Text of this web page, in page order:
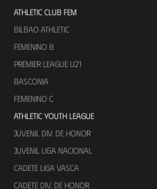
ATHLETIC CLUB FEM
BILBAO ATHLETIC
FEMENINO B
PREMIER LEAGUE U21
BASCONIA
FEMENINO C
ATHLETIC YOUTH LEAGUE
JUVENIL DIV. DE HONOR
JUVENIL LIGA NACIONAL
CADETE LIGA VASCA
CADETE DIV. DE HONOR